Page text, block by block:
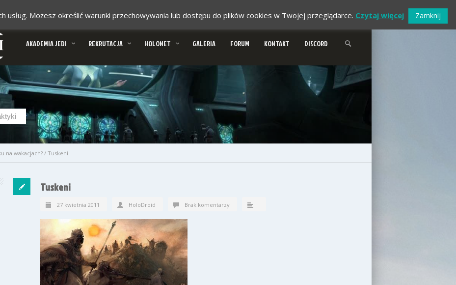
AKADEMIA JEDI REKRUTACJA HOLONET GALERIA FORUM KONTAKT DISCORD
na wakacjach? / Tuskeni
Tuskeni
27 kwietnia 2011 HoloDroid Brak komentarzy
usług. Możesz określić warunki przechowywania lub dostępu do plików cookies w Twojej przeglądarce. Czytaj więcej Zamknij